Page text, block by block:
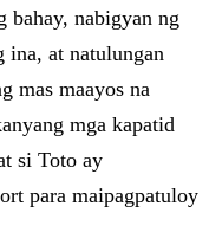
bahay, nabigyan ng
ina, at natulungan
mas maayos na
mga kapatid
si Toto ay
para maipagpatuloy